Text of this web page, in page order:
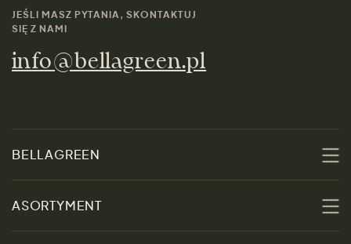
JEŚLI MASZ PYTANIA, SKONTAKTUJ
SIĘ Z NAMI
info@bellagreen.pl
BELLAGREEN
Zrównoważoność
ASORTYMENT